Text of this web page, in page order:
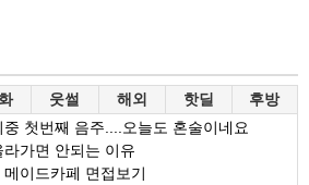
웃썰 해외 핫딜 후방
첫번째 음주....오늘도 혼술이네요
가면 안되는 이유
이드카페 면접보기